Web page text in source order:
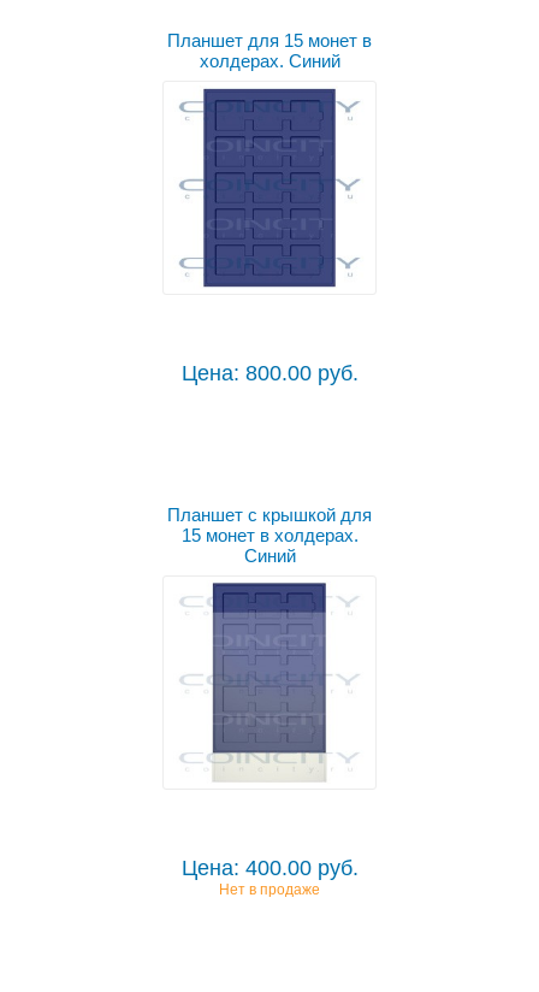
Планшет для 15 монет в
холдерах. Синий
Цена: 800.00 руб.
Планшет с крышкой для
15 монет в холдерах.
Синий
Цена: 400.00 руб.
Нет в продаже